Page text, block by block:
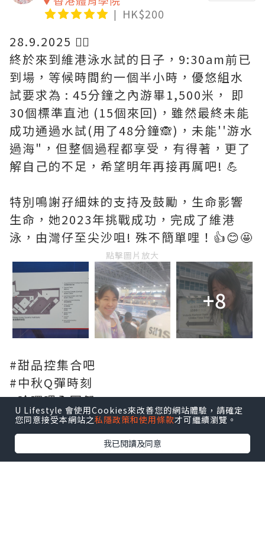
HK$200
28.9.2025 🏊‍♀️
終於來到維港泳水試的日子，9:30am前已
到場，等候時間約一個半小時，優悠組水
試要求為 : 45分鐘之內游畢1,500米， 即
30個標準直池 (15個來回)，雖然最終未能
成功通過水試(用了48分鐘🙈)，未能''游水
過海"，但整個過程都享受，有得著，更了
解自己的不足，希望明年再接再厲吧! 💪
特別鳴謝孖細妹的支持及鼓勵，生命影響
生命，她2023年挑戰成功，完成了維港
泳，由灣仔至尖沙咀! 殊不簡單哩！👍😊🤩
點擊圖片放大
+8
#甜品控集合吧
#中秋Q彈時刻
#哈囉喂全園祭
*本站之內容由作者所提供，並不代表本站的立場。因此本站對
所有博客的立場、真實性、準確性及完整性不負任何法律責
U Lifestyle 會使用Cookies來改善您的網站體驗，請確定
您同意接受本網站之私隱政策和使用條款才可繼續瀏覽。
我已閱讀及同意